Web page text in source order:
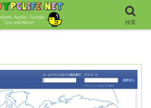
検索